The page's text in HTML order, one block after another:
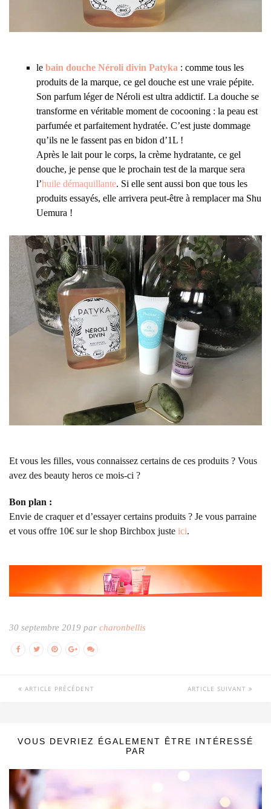
le bain douche Néroli divin Patyka : comme tous les
produits de la marque, ce gel douche est une vraie pépite.
Son parfum léger de Néroli est ultra addictif. La douche se
transforme en véritable moment de cocooning : la peau est
parfumée et parfaitement hydratée. C’est juste dommage
qu’ils ne le fassent pas en bidon d’1L !
Après le lait pour le corps, la crème hydratante, ce gel
douche, je pense que le prochain test de la marque sera
l’huile démaquillante. Si elle sent aussi bon que tous les
produits essayés, elle arrivera peut-être à remplacer ma Shu
Uemura !
Et vous les filles, vous connaissez certains de ces produits ? Vous
avez des beauty heros ce mois-ci ?
Bon plan :
Envie de craquer et d’essayer certains produits ? Je vous parraine
et vous offre 10€ sur le shop Birchbox juste ici.
30 septembre 2019 par charonbellis
ARTICLE PRÉCÉDENT ARTICLE SUIVANT
VOUS DEVRIEZ ÉGALEMENT ÊTRE INTÉRESSÉ
PAR